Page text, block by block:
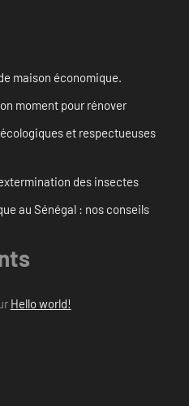
maison économique.
moment pour rénover
et respectueuses
des insectes
au Sénégal : nos conseils
Hello world!